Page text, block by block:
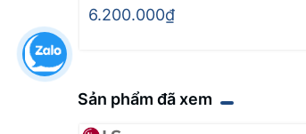
6.200.000₫
Sản phẩm đã xem